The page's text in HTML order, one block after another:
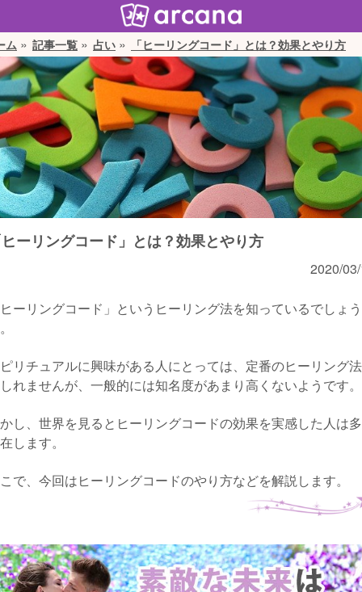
ム 記事一覧 占い 「ヒーリングコード」とは？効果とやり方
ーリングコード」とは？効果とやり方
2020/
ーリングコード」というヒーリング法を知っているでしょう
リチュアルに興味がある人にとっては、定番のヒーリング
れませんが、一般的には知名度があまり高くないようです。
し、世界を見るとヒーリングコードの効果を実感した人は
します。
で、今回はヒーリングコードのやり方などを解説します。